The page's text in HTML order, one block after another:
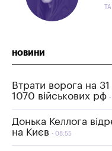
НОВИНИ
Втрати ворога на 31
1070 військових рф
Донька Келлога
на Києв
08:55